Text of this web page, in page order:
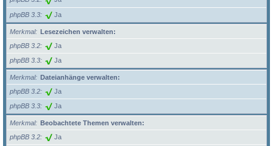
phpBB 3.3 Ja
Merkmal
Lesezeichen verwalten:
phpBB 3.2
Ja
phpBB 3.3 Ja
Merkmal
Dateianhänge verwalten:
phpBB 3.2
Ja
phpBB 3.3 Ja
Merkmal
Beobachtete Themen verwalten:
phpBB 3.2
Ja